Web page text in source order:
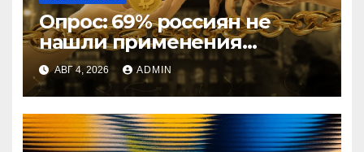
Опрос: 69% россиян не
нашли применения
криптовалютам
АВГ 4, 2026 ADMIN